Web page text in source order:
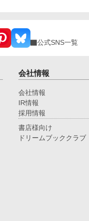
公式SNS一覧
会社情報
会社情報
IR情報
採用情報
書店様向け
ドリームブッククラブ